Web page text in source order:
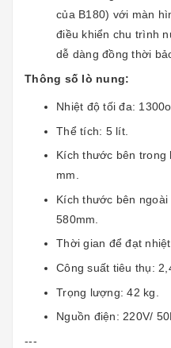
của B180) với màn
điều khiển chu trình
dễ dàng đồng thời
Thông số lò nung:
Nhiệt độ tối đa:
Thể tích: 5 lít.
Kích thước bên trong
mm.
Kích thước bên
580mm.
Thời gian để đạt
Công suất tiêu thụ:
Trọng lượng: 42 kg.
Nguồn điện: 220V/
---